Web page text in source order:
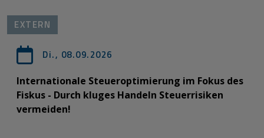
EXTERN
Di., 08.09.2026
Internationale Steueroptimierung im Fokus des
Fiskus - Durch kluges Handeln Steuerrisiken
vermeiden!